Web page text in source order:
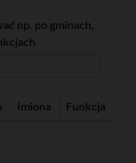
np. po gminach,
Imiona Funkcja